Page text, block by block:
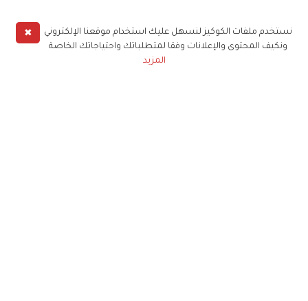
✖
نستخدم ملفات الكوكيز لنسهل عليك استخدام موقعنا الإلكتروني
ونكيف المحتوى والإعلانات وفقا لمتطلباتك واحتياجاتك الخاصة
المزيد